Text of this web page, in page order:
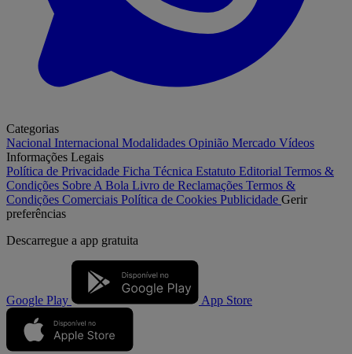
Categorias
Nacional Internacional Modalidades Opinião Mercado Vídeos
Informações Legais
Política de Privacidade Ficha Técnica Estatuto Editorial Termos &
Condições Sobre A Bola Livro de Reclamações Termos &
Condições Comerciais Política de Cookies Publicidade Gerir
preferências
Descarregue a app gratuita
Google Play App Store